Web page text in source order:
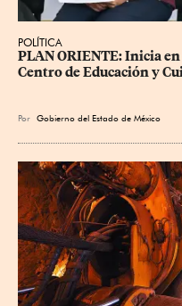
POLÍTICA
PLAN ORIENTE: Inicia
Centro de Educación y
Por Gobierno del Estado de México